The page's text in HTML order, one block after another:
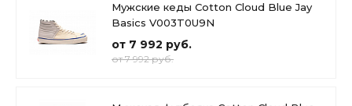
Мужские кеды Cotton Cloud Blue Jay
Basics V003T0U9N
от 7 992 руб.
от 7 992 руб.